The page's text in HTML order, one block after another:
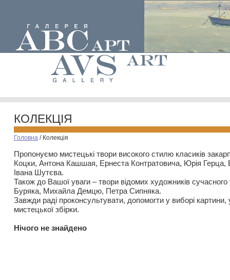
КОЛЕКЦІЯ
Головна / Колекція
Пропонуємо мистецькі твори високого стилю класиків
Коцки, Антона Кашшая, Ернеста Контратовича, Юрія
Івана Шутєва.
Також до Вашої уваги – твори відомих художників
Буряка, Михайла Демцю, Петра Сипняка.
Завжди раді проконсультувати, допомогти у виборі картини,
мистецької збірки.
Нiчого не знайдено